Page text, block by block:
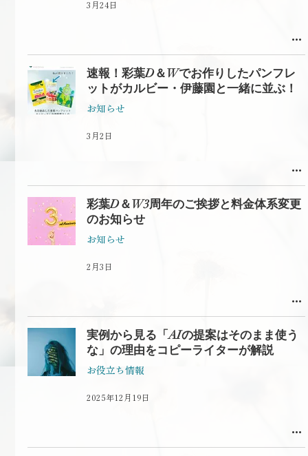
3月24日
速報！彩葉D＆Wでお作りしたパンフレ
ットがカルビー・伊藤園と一緒に並ぶ！
お知らせ
3月2日
彩葉D＆W3周年のご挨拶と料金体系変更
のお知らせ
お知らせ
2月3日
実例から見る「AIの提案はそのまま使う
な」の理由をコピーライターが解説
お役立ち情報
2025年12月19日